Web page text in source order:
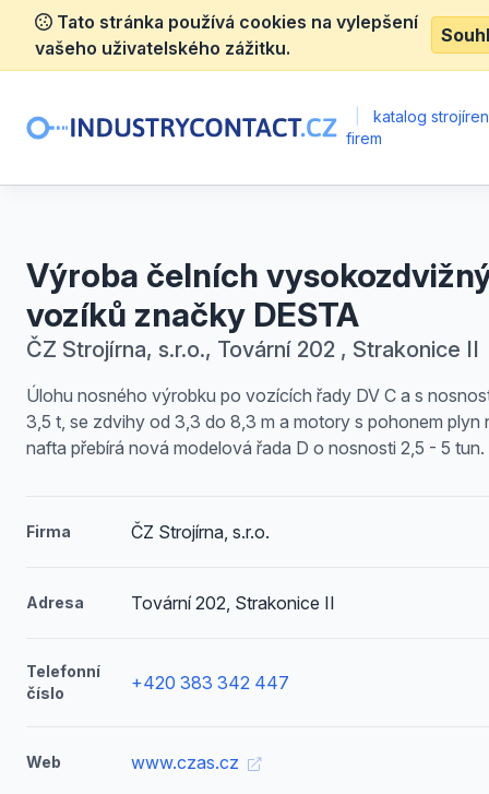
Tato stránka používá cookies na vylepšení
vašeho uživatelského zážitku.
katalog
firem
Výroba čelních
vozíků značky DESTA
ČZ Strojírna, s.r.o., Tovární 202 , Strakonice II
Úlohu nosného výrobku po vozících řady DV C a s
3,5 t, se zdvihy od 3,3 do 8,3 m a motory s pohonem plyn
nafta přebírá nová modelová řada D o nosnosti 2,5 - 5 tun.
Firma ČZ Strojírna, s.r.o.
Adresa Tovární 202, Strakonice II
Telefonní
číslo
+420 383 342 447
Web www.czas.cz